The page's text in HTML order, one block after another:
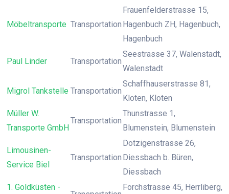
Möbeltransporte Transportation
Frauenfelderstrasse 15,
Hagenbuch ZH, Hagenbuch,
Hagenbuch
Paul Linder Transportation
Seestrasse 37, Walenstadt,
Walenstadt
Migrol Tankstelle Transportation
Schaffhauserstrasse 81,
Kloten, Kloten
Müller W.
Transporte GmbH
Transportation
Thunstrasse 1,
Blumenstein, Blumenstein
Limousinen-
Service Biel
Transportation
Dotzigenstrasse 26,
Diessbach b. Büren,
Diessbach
1. Goldküsten -
Forchstrasse 45, Herrliberg,